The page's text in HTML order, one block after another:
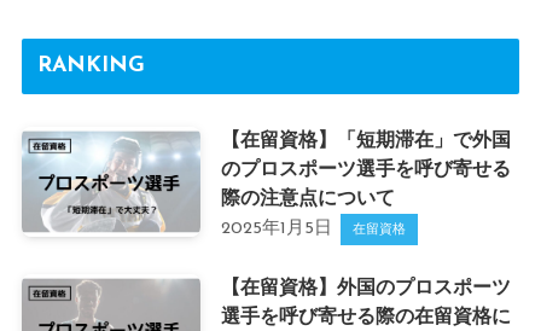
RANKING
【在留資格】「短期滞在」で外国
のプロスポーツ選手を呼び寄せる
際の注意点について
2025年1月5日 在留資格
【在留資格】外国のプロスポーツ
選手を呼び寄せる際の在留資格に